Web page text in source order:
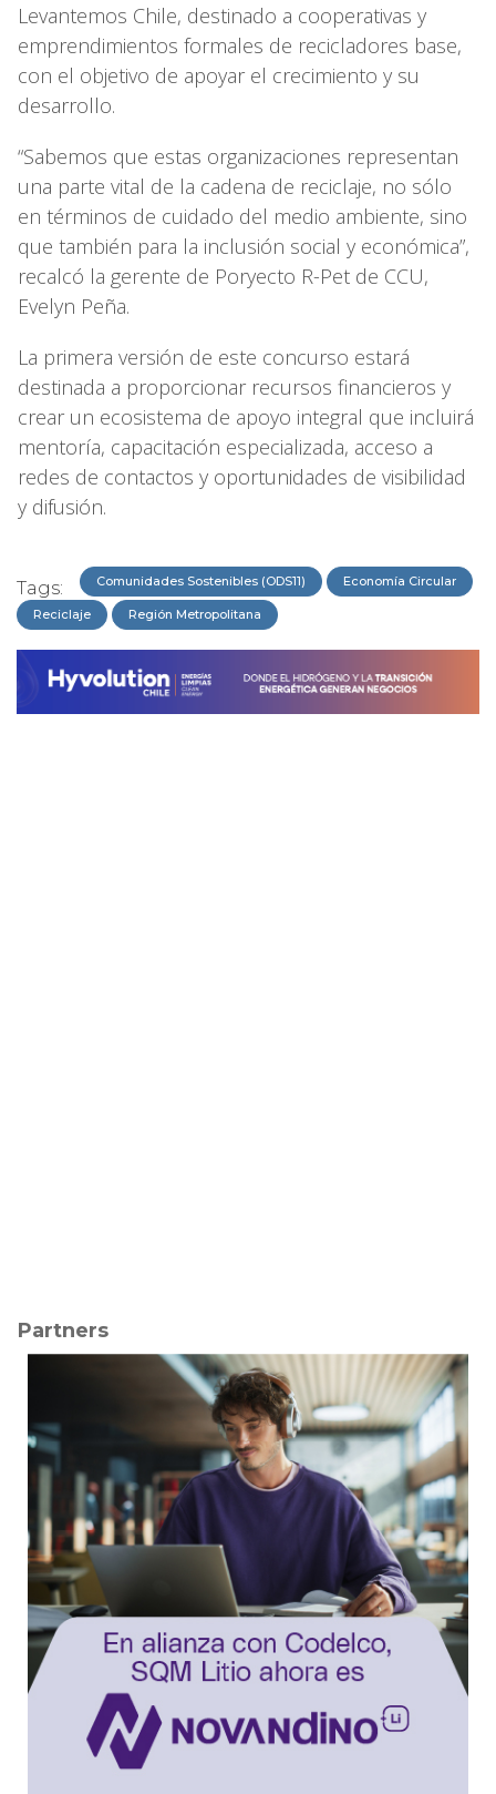
Levantemos Chile, destinado a cooperativas y
emprendimientos formales de recicladores base,
con el objetivo de apoyar el crecimiento y su
desarrollo.
“Sabemos que estas organizaciones representan
una parte vital de la cadena de reciclaje, no sólo
en términos de cuidado del medio ambiente, sino
que también para la inclusión social y económica”,
recalcó la gerente de Poryecto R-Pet de CCU,
Evelyn Peña.
La primera versión de este concurso estará
destinada a proporcionar recursos financieros y
crear un ecosistema de apoyo integral que incluirá
mentoría, capacitación especializada, acceso a
redes de contactos y oportunidades de visibilidad
y difusión.
Tags: Comunidades Sostenibles (ODS11) Economía Circular
Reciclaje Región Metropolitana
Partners